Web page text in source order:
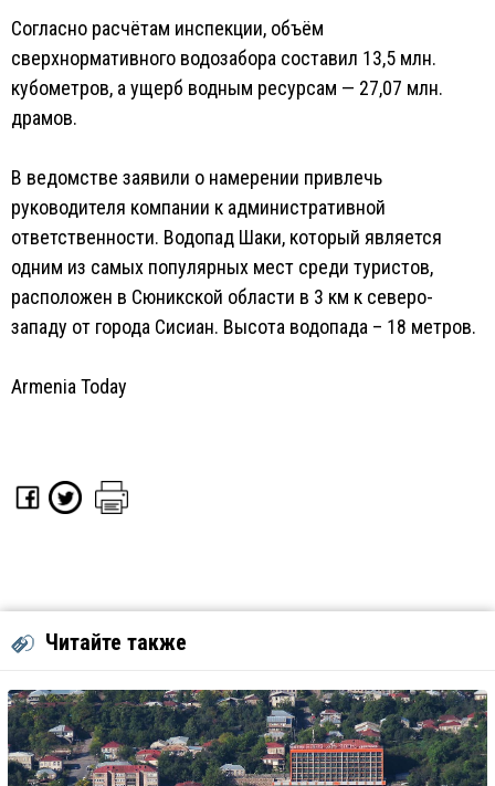
Согласно расчётам инспекции, объём
сверхнормативного водозабора составил 13,5 млн.
кубометров, а ущерб водным ресурсам — 27,07 млн.
драмов.
В ведомстве заявили о намерении привлечь
руководителя компании к административной
ответственности. Водопад Шаки, который является
одним из самых популярных мест среди туристов,
расположен в Сюникской области в 3 км к северо-
западу от города Сисиан. Высота водопада – 18 метров.
Armenia Today
Читайте также